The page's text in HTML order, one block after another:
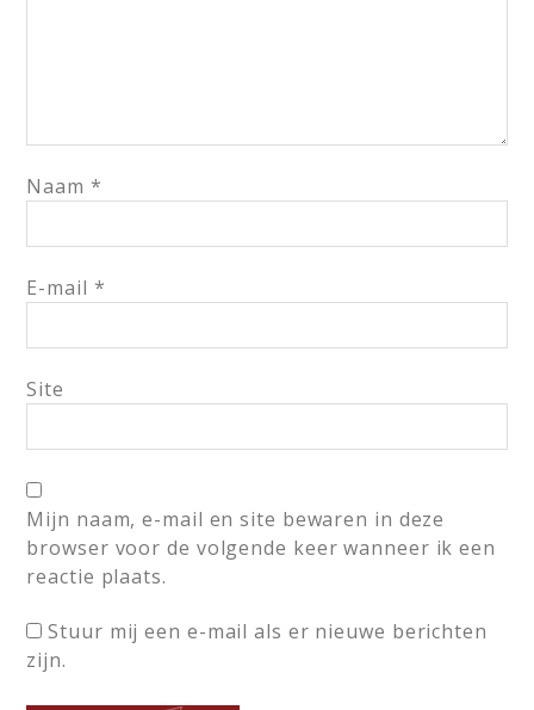
Naam *
E-mail *
Site
Mijn naam, e-mail en site bewaren in deze
browser voor de volgende keer wanneer ik een
reactie plaats.
Stuur mij een e-mail als er nieuwe berichten
zijn.